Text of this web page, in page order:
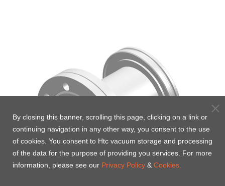
By closing this banner, scrolling this page, clicking on a link or
continuing navigation in any other way, you consent to the use
of cookies. You consent to Htc vacuum storage and processing
of the data for the purpose of providing you services. For more
information, please see our Privacy Policy & Cookies.